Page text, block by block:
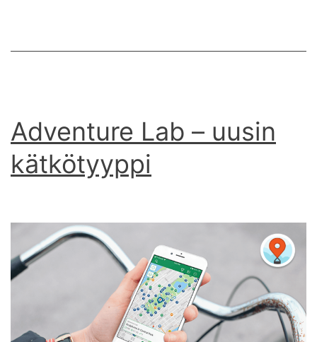
Adventure Lab – uusin
kätkötyyppi